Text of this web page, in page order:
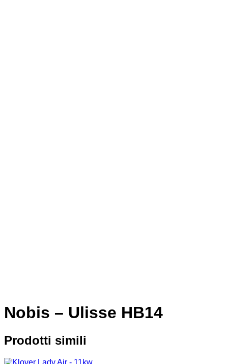
Nobis – Ulisse HB14
Prodotti simili